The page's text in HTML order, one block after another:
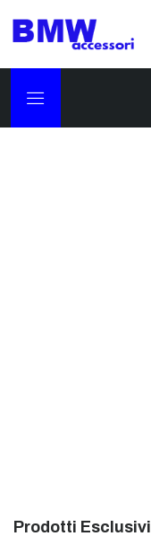
Prodotti Esclusivi